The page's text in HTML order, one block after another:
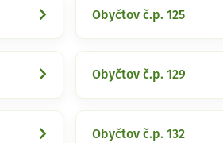
Obyčtov č.p. 125
Obyčtov č.p. 129
Obyčtov č.p. 132